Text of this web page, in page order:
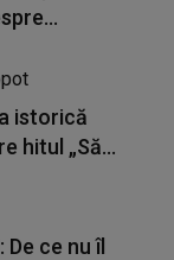
istorică
hitul „Să...
ce nu îl